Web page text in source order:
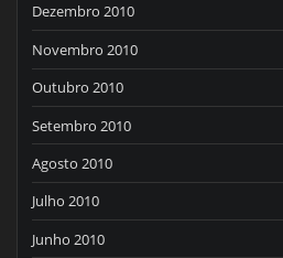
Dezembro 2010
Novembro 2010
Outubro 2010
Setembro 2010
Agosto 2010
Julho 2010
Junho 2010